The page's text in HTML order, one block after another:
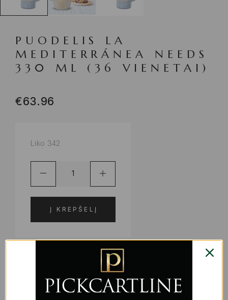
PUODELIS LA
MEDITERRÁNEA NEEDS
330 ML (36 VIENETAI)
€63.96
Liko 342
Į KREPŠELĮ
PRODUKTO KODAS:S2234675
KATEGORIJOS:PUODELIAI IR TERMOSAI,VIRTUVEI |